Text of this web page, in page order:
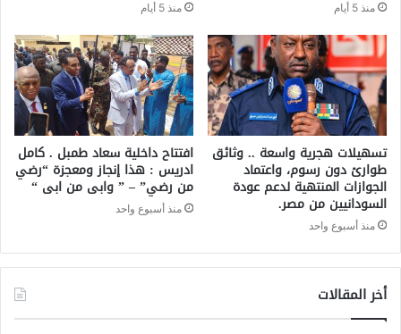
منذ 5 أيام منذ 5 أيام
تسهيلات هجرية واسعة .. وثائق
طوارئ دون رسوم، واعتماد
الجوازات المنتهية لدعم عودة
السودانيين من مصر.
منذ أسبوع واحد
افتتاح داخلية سعاد طمبل . كامل
ادريس : هذا إنجاز ومعجزة “رضي
من رضي” – ” وابى من ابى “
منذ أسبوع واحد
أخر المقالات